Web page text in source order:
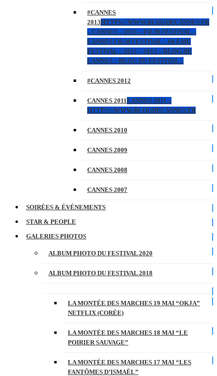
#CANNES
2013HTTPS://WWW.BLOGDECANNES.FR
– CANNES – 2013 – FILM FESTIVAL –
CANNES FILM FESTIVAL – 66 EME
FESTIVAL – 2012 – 2013 – BLOG DE
CANNES – BLOG DU FESTIVAL –
#CANNES 2012
CANNES 2011CANNES 2011 –
HTTPS://WWW.BLOGDECANNES.FR
CANNES 2010
CANNES 2009
CANNES 2008
CANNES 2007
SOIRÉES & ÉVÉNEMENTS
STAR & PEOPLE
GALERIES PHOTOS
ALBUM PHOTO DU FESTIVAL 2020
ALBUM PHOTO DU FESTIVAL 2018
LA MONTÉE DES MARCHES 19 MAI “OKJA”
NETFLIX (CORÉE)
LA MONTÉE DES MARCHES 18 MAI “LE
POIRIER SAUVAGE”
LA MONTÉE DES MARCHES 17 MAI “LES
FANTÔMES D’ISMAËL”